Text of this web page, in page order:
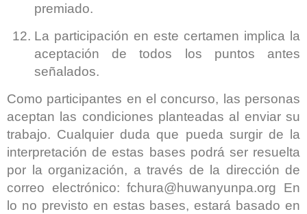
premiado.
La participación en este certamen implica la
aceptación de todos los puntos antes
señalados.
Como participantes en el concurso, las personas
aceptan las condiciones planteadas al enviar su
trabajo. Cualquier duda que pueda surgir de la
interpretación de estas bases podrá ser resuelta
por la organización, a través de la dirección de
correo electrónico:fchura@huwanyunpa.org En
lo no previsto en estas bases, estará basado en